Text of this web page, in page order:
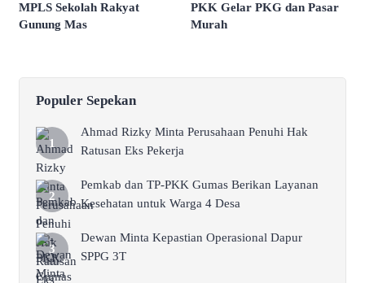
MPLS Sekolah Rakyat
Gunung Mas
PKK Gelar PKG dan Pasar
Murah
Populer Sepekan
Ahmad Rizky Minta Perusahaan Penuhi Hak
Ratusan Eks Pekerja
Pemkab dan TP-PKK Gumas Berikan Layanan
Kesehatan untuk Warga 4 Desa
Dewan Minta Kepastian Operasional Dapur
SPPG 3T